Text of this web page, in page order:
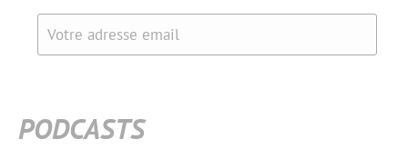
Votre adresse email
PODCASTS